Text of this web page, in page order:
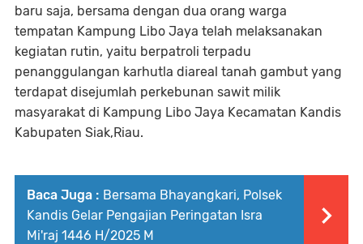
baru saja, bersama dengan dua orang warga
tempatan Kampung Libo Jaya telah melaksanakan
kegiatan rutin, yaitu berpatroli terpadu
penanggulangan karhutla diareal tanah gambut yang
terdapat disejumlah perkebunan sawit milik
masyarakat di Kampung Libo Jaya Kecamatan Kandis
Kabupaten Siak,Riau.
Baca Juga : Bersama Bhayangkari, Polsek
Kandis Gelar Pengajian Peringatan Isra
Mi'raj 1446 H/2025 M